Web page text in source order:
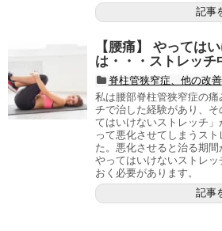
記事
【腰痛】 やっては
は・・・ストレッチ
脊柱管狭窄症、他の改善
私は腰部脊柱管狭窄症の
チで治した経験があり、
てはいけないストレッチ」
って悪化させてしまうス
た。悪化させると治る期
やってはいけないストレ
おく必要があります。
記事